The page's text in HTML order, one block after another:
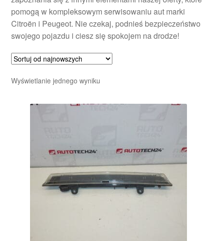
pomogą w kompleksowym serwisowaniu aut marki
Citroën i Peugeot. Nie czekaj, podnieś bezpieczeństwo
swojego pojazdu i ciesz się spokojem na drodze!
Wyświetlanie jednego wyniku